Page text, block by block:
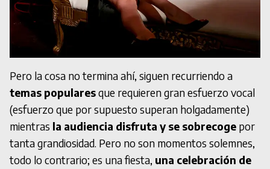
Pero la cosa no termina ahí, siguen recurriendo a
temas popularesque requieren gran esfuerzo vocal
(esfuerzo que por supuesto superan holgadamente)
mientras la audiencia disfruta y se sobrecoge por
tanta grandiosidad. Pero no son momentos solemnes,
todo lo contrario; es una fiesta, una celebración de